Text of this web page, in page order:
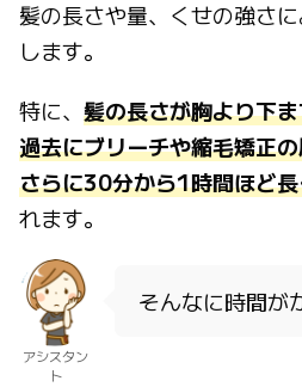
髪の長さや量、くせの強さ
します。
特に、 髪の長さが胸より下
過去にブリーチや縮毛矯正
さらに30分から1時間ほど
れます。
アシスタン
ト
そんなに時間が